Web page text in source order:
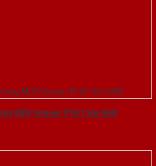
MDF Veneer P1G1 Sồi-SGD